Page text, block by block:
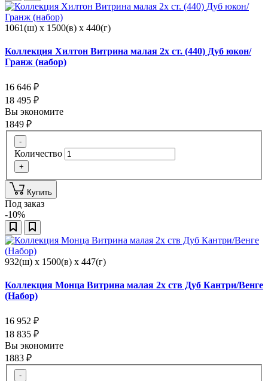
1061(ш) x 1500(в) x 440(г)
Коллекция Хилтон Витрина малая 2х ст. (440) Дуб юкон/
Гранж (набор)
16 646 ₽
18 495 ₽
Вы экономите
1849 ₽
-
Количество
+
Купить
Под заказ
-10%
932(ш) x 1500(в) x 447(г)
Коллекция Монца Витрина малая 2х ств Дуб Кантри/Венге
(Набор)
16 952 ₽
18 835 ₽
Вы экономите
1883 ₽
-